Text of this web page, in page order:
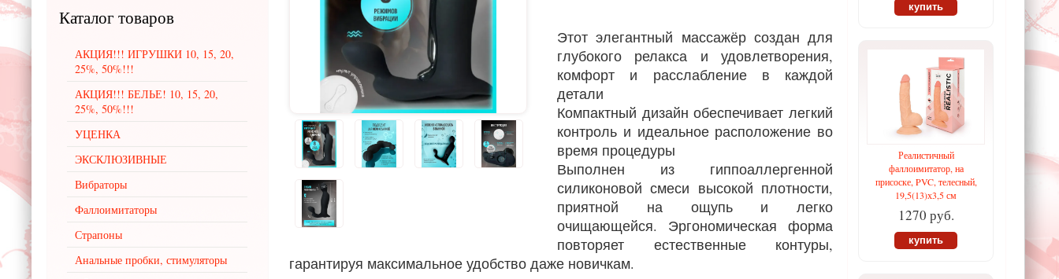
Этот элегантный массажёр создан для
глубокого релакса и удовлетворения,
комфорт и расслабление в каждой
детали
Компактный дизайн обеспечивает легкий
контроль и идеальное расположение во
время процедуры
Выполнен из гиппоаллергенной
силиконовой смеси высокой плотности,
приятной на ощупь и легко
очищающейся. Эргономическая форма
повторяет естественные контуры,
гарантируя максимальное удобство даже новичкам.
купить
Реалистичный
фаллоимитатор, на
присоске, PVC, телесный,
19,5(13)х3,5 см
1270 руб.
купить
Каталог товаров
АКЦИЯ!!! ИГРУШКИ 10, 15, 20,
25%, 50%!!!
АКЦИЯ!!! БЕЛЬЕ! 10, 15, 20,
25%, 50%!!!
УЦЕНКА
ЭКСКЛЮЗИВНЫЕ
Вибраторы
Фаллоимитаторы
Страпоны
Анальные пробки, стимуляторы